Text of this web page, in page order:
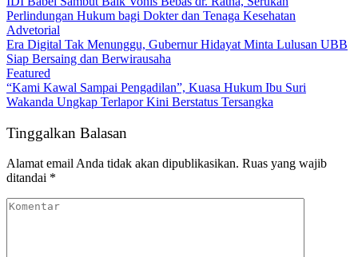
Perlindungan Hukum bagi Dokter dan Tenaga Kesehatan
Advetorial
Era Digital Tak Menunggu, Gubernur Hidayat Minta Lulusan UBB
Siap Bersaing dan Berwirausaha
Featured
“Kami Kawal Sampai Pengadilan”, Kuasa Hukum Ibu Suri
Wakanda Ungkap Terlapor Kini Berstatus Tersangka
Tinggalkan Balasan
Alamat email Anda tidak akan dipublikasikan. Ruas yang wajib
ditandai *